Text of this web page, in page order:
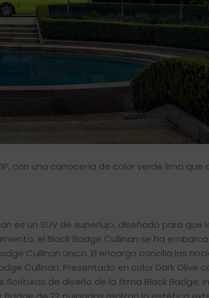
con una carrocería de color verde lima
es un SUV de superlujo, diseñado para que
el Black Badge Cullinan se ha
Cullinan único. El encargo concilia las
Cullinan. Presentado en color Dark Olive
de diseño de la firma Black Badge,